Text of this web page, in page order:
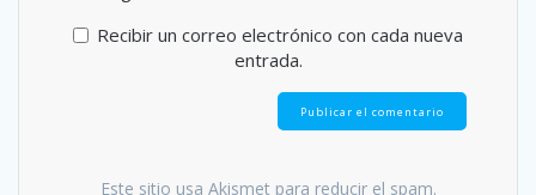
Recibir un correo electrónico con cada nueva
entrada.
Este sitio usa Akismet para reducir el spam.